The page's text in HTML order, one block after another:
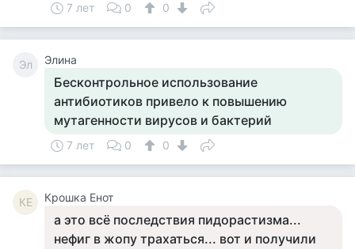
7 лет 0 0
Эл Элина
Бесконтрольное использование
антибиотиков привело к повышению
мутагенности вирусов и бактерий
7 лет 0 0
КЕ Крошка Енот
а это всё последствия пидорастизма...
нефиг в жопу трахаться... вот и получили